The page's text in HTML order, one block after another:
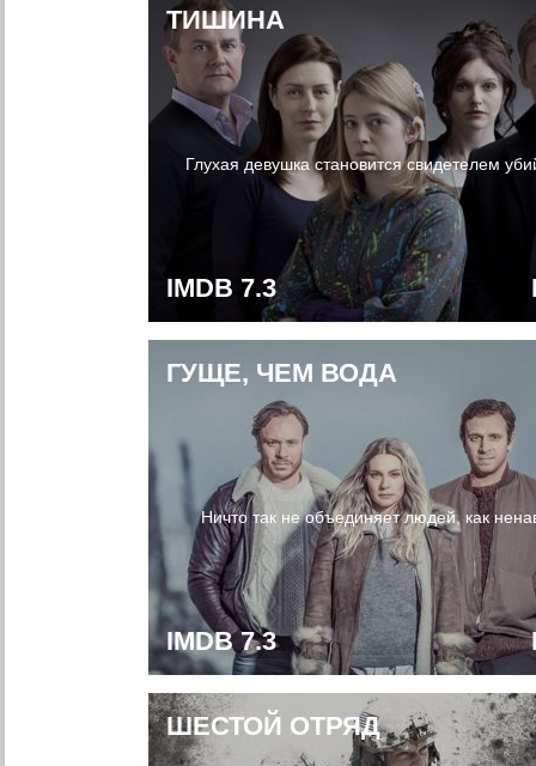
ТИШИНА
Глухая девушка становится свидетелем
IMDB 7.3
ГУЩЕ, ЧЕМ ВОДА
Ничто так не объединяет людей, как
IMDB 7.3
ШЕСТОЙ ОТРЯД